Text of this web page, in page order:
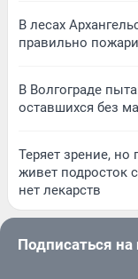
В лесах
правильно
В Волгограде
оставшихся без
Теряет зрение, но
живет подросток
нет лекарств
Подписаться на